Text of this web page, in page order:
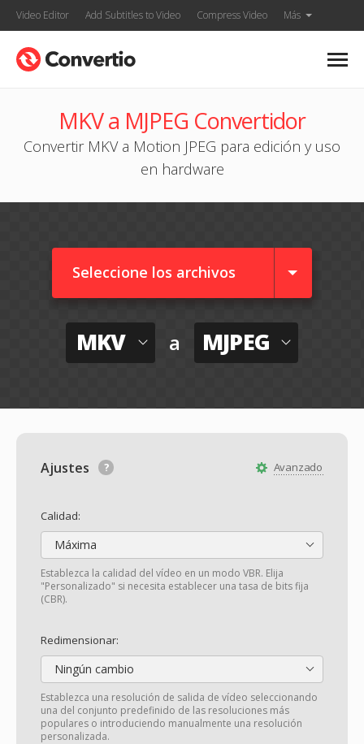
Video Editor Add Subtitles to Video Compress Video Más
MKV a MJPEG Convertidor
Convertir MKV a Motion JPEG para edición y uso
en hardware
Seleccione los archivos
MKV a MJPEG
Avanzado
Ajustes
Calidad:
Máxima
Establezca la calidad del vídeo en un modo VBR. Elija
"Personalizado" si necesita establecer una tasa de bits fija
(CBR).
Redimensionar:
Ningún cambio
Establezca una resolución de salida de vídeo seleccionando
una del conjunto predefinido de las resoluciones más
populares o introduciendo manualmente una resolución
personalizada.